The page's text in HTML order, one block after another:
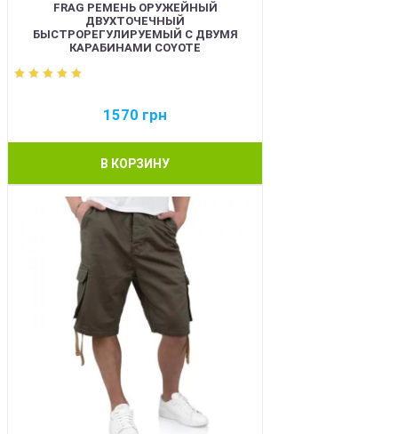
FRAG РЕМЕНЬ ОРУЖЕЙНЫЙ
ДВУХТОЧЕЧНЫЙ
БЫСТРОРЕГУЛИРУЕМЫЙ С ДВУМЯ
КАРАБИНАМИ COYOTE
1570 грн
В КОРЗИНУ